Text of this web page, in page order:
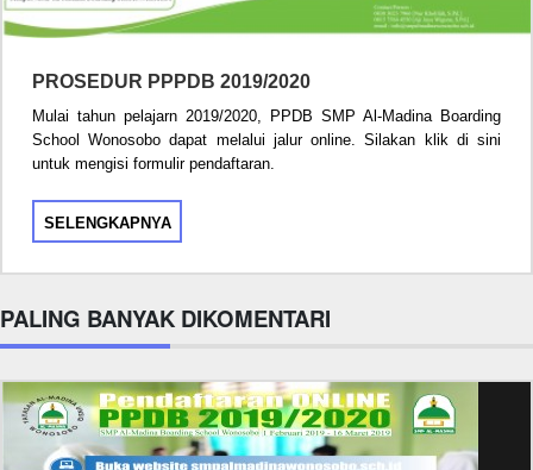
PROSEDUR PPPDB 2019/2020
Mulai tahun pelajarn 2019/2020, PPDB SMP Al-Madina Boarding
School Wonosobo dapat melalui jalur online. Silakan klik di sini
untuk mengisi formulir pendaftaran.
SELENGKAPNYA
PALING BANYAK DIKOMENTARI